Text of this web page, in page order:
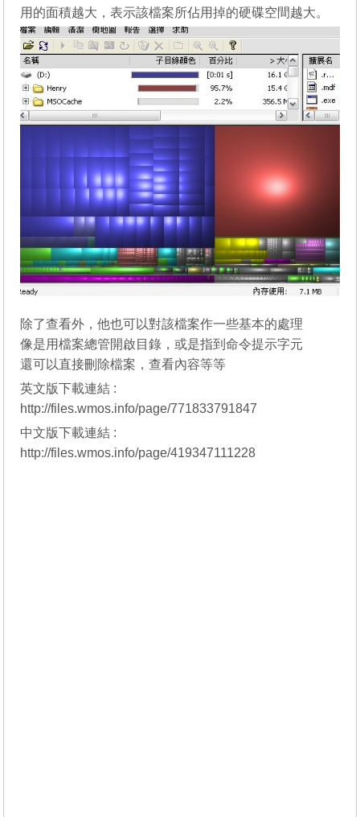
用的面積越大，表示該檔案所佔用掉的硬碟空間越大。
除了查看外，他也可以對該檔案作一些基本的處理
像是用檔案總管開啟目錄，或是指到命令提示字元
還可以直接刪除檔案，查看內容等等
英文版下載連結 :
http://files.wmos.info/page/771833791847
中文版下載連結 :
http://files.wmos.info/page/419347111228